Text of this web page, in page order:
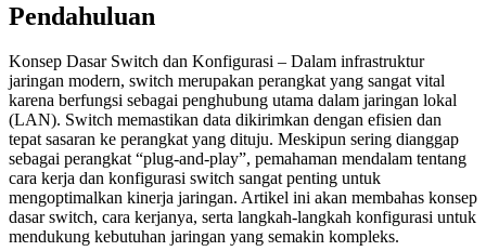
Pendahuluan
Konsep Dasar Switch dan Konfigurasi – Dalam infrastruktur
jaringan modern, switch merupakan perangkat yang sangat vital
karena berfungsi sebagai penghubung utama dalam jaringan lokal
(LAN). Switch memastikan data dikirimkan dengan efisien dan
tepat sasaran ke perangkat yang dituju. Meskipun sering dianggap
sebagai perangkat “plug-and-play”, pemahaman mendalam tentang
cara kerja dan konfigurasi switch sangat penting untuk
mengoptimalkan kinerja jaringan. Artikel ini akan membahas konsep
dasar switch, cara kerjanya, serta langkah-langkah konfigurasi untuk
mendukung kebutuhan jaringan yang semakin kompleks.